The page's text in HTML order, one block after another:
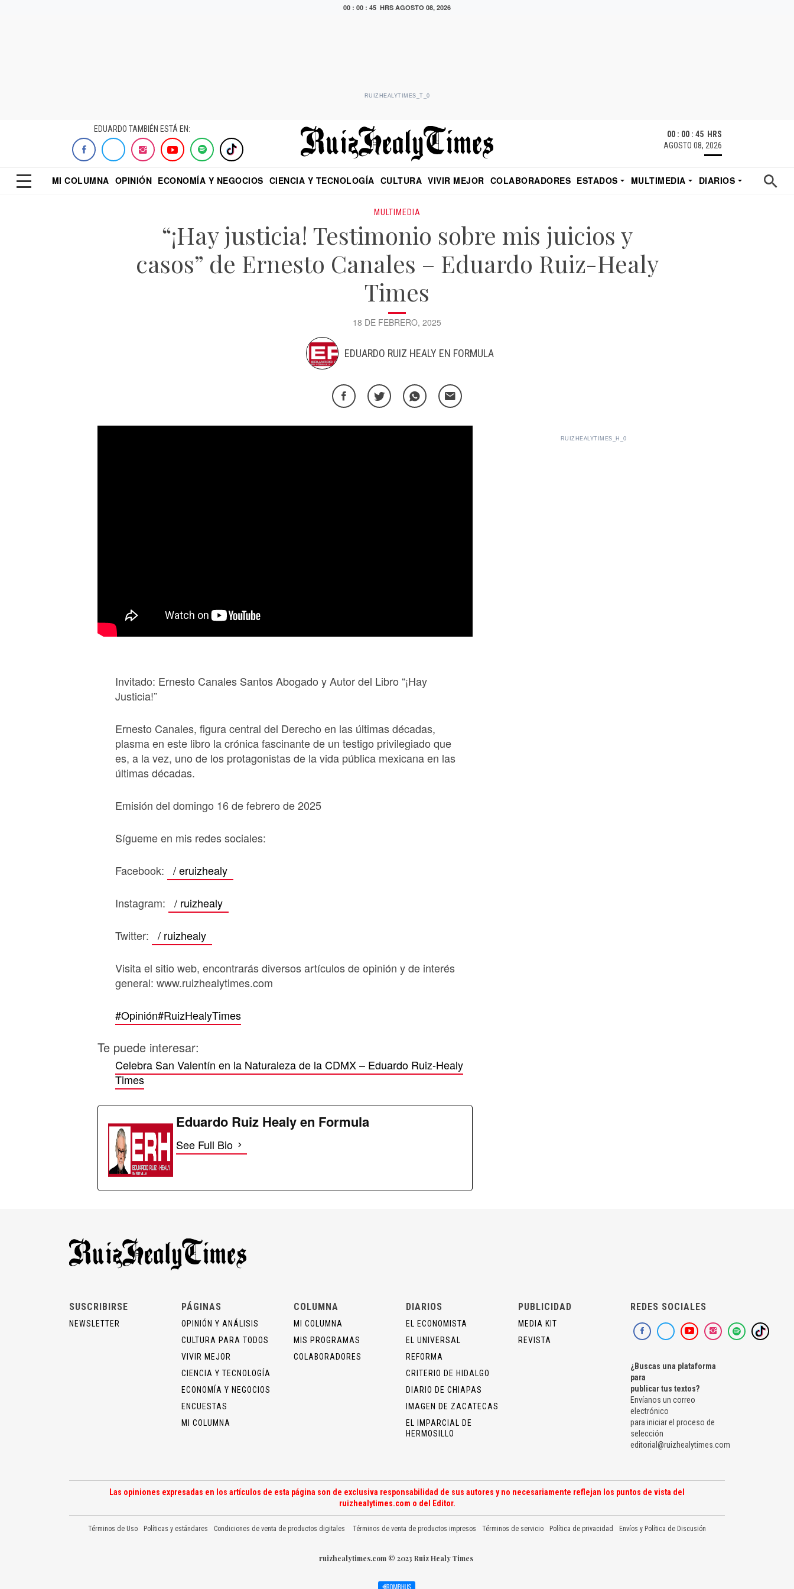
00 : 00 : 45 HRS AGOSTO 08, 2026
RUIZHEALYTIMES_T_0
EDUARDO TAMBIÉN ESTÁ EN:
00 : 00 : 45 HRS
AGOSTO 08, 2026
MI COLUMNA OPINIÓN ECONOMÍA Y NEGOCIOS CIENCIA Y TECNOLOGÍA CULTURA VIVIR MEJOR COLABORADORES ESTADOS MULTIMEDIA
DIARIOS
MULTIMEDIA
“¡Hay justicia! Testimonio sobre mis juicios y
casos” de Ernesto Canales – Eduardo Ruiz-Healy
Times
18 DE FEBRERO, 2025
EDUARDO RUIZ HEALY EN FORMULA
Invitado: Ernesto Canales Santos Abogado y Autor del Libro “¡Hay
Justicia!”
Ernesto Canales, figura central del Derecho en las últimas décadas,
plasma en este libro la crónica fascinante de un testigo privilegiado que
es, a la vez, uno de los protagonistas de la vida pública mexicana en las
últimas décadas.
Emisión del domingo 16 de febrero de 2025
Sígueme en mis redes sociales:
Facebook: / eruizhealy
Instagram: / ruizhealy
Twitter: / ruizhealy
Visita el sitio web, encontrarás diversos artículos de opinión y de interés
general: www.ruizhealytimes.com
#Opinión#RuizHealyTimes
Te puede interesar:
Celebra San Valentín en la Naturaleza de la CDMX – Eduardo Ruiz-Healy
Times
Eduardo Ruiz Healy en Formula
See Full Bio
RUIZHEALYTIMES_H_0
SUSCRIBIRSE
NEWSLETTER
PÁGINAS
OPINIÓN Y ANÁLISIS
CULTURA PARA TODOS
VIVIR MEJOR
CIENCIA Y TECNOLOGÍA
ECONOMÍA Y NEGOCIOS
ENCUESTAS
MI COLUMNA
COLUMNA
MI COLUMNA
MIS PROGRAMAS
COLABORADORES
DIARIOS
EL ECONOMISTA
EL UNIVERSAL
REFORMA
CRITERIO DE HIDALGO
DIARIO DE CHIAPAS
IMAGEN DE ZACATECAS
EL IMPARCIAL DE
HERMOSILLO
PUBLICIDAD
MEDIA KIT
REVISTA
REDES SOCIALES
¿Buscas una plataforma
para
publicar tus textos?
Envíanos un correo
electrónico
para iniciar el proceso de
selección
editorial@ruizhealytimes.com
Las opiniones expresadas en los artículos de esta página son de exclusiva responsabilidad de sus autores y no necesariamente reflejan los puntos de vista del
ruizhealytimes.com o del Editor.
Términos de Uso Políticas y estándares Condiciones de venta de productos digitales Términos de venta de productos impresos Términos de servicio Política de privacidad Envíos y Política de Discusión
ruizhealytimes.com © 2023 Ruiz Healy Times